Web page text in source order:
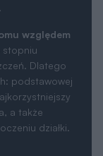
względem
stopniu
Dlatego
podstawowej
a także
działki.